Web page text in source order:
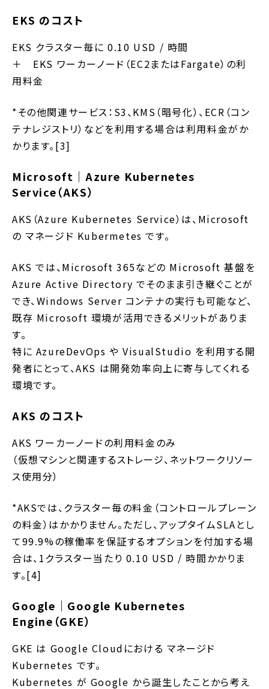
EKS のコスト
EKS クラスター毎に 0.10 USD / 時間
＋ EKS ワーカーノード（EC2またはFargate）の利
用料金
*その他関連サービス：S3、KMS（暗号化）、ECR（コン
テナレジストリ）などを利用する場合は利用料金がか
かります。[3]
Microsoft｜Azure Kubernetes
Service（AKS）
AKS（Azure Kubernetes Service）は、Microsoft
の マネージド Kubermetes です。
AKS では、Microsoft 365などの Microsoft 基盤を
Azure Active Directory でそのまま引き継ぐことが
でき、Windows Server コンテナの実行も可能など、
既存 Microsoft 環境が活用できるメリットがありま
す。
特に AzureDevOps や VisualStudio を利用する開
発者にとって、AKS は開発効率向上に寄与してくれる
環境です。
AKS のコスト
AKS ワーカーノードの利用料金のみ
（仮想マシンと関連するストレージ、ネットワークリソー
ス使用分）
*AKSでは、クラスター毎の料金（コントロールプレーン
の料金）はかかりません。ただし、アップタイムSLAとし
て99.9%の稼働率を保証するオプションを付加する場
合は、1クラスター当たり 0.10 USD / 時間かかりま
す。[4]
Google｜Google Kubernetes
Engine（GKE）
GKE は Google Cloudにおける マネージド
Kubernetes です。
Kubernetes が Google から誕生したことから考え